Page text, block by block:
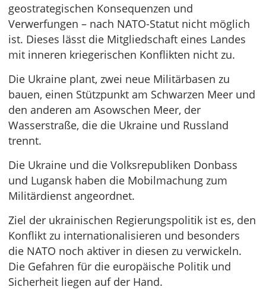
geostrategischen Konsequenzen und
Verwerfungen – nach NATO-Statut nicht möglich
ist. Dieses lässt die Mitgliedschaft eines Landes
mit inneren kriegerischen Konflikten nicht zu.
Die Ukraine plant, zwei neue Militärbasen zu
bauen, einen Stützpunkt am Schwarzen Meer und
den anderen am Asowschen Meer, der
Wasserstraße, die die Ukraine und Russland
trennt.
Die Ukraine und die Volksrepubliken Donbass
und Lugansk haben die Mobilmachung zum
Militärdienst angeordnet.
Ziel der ukrainischen Regierungspolitik ist es, den
Konflikt zu internationalisieren und besonders
die NATO noch aktiver in diesen zu verwickeln.
Die Gefahren für die europäische Politik und
Sicherheit liegen auf der Hand.